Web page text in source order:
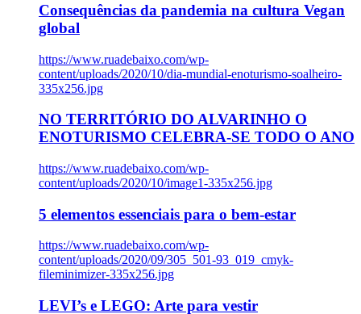
Consequências da pandemia na cultura Vegan
global
https://www.ruadebaixo.com/wp-
content/uploads/2020/10/dia-mundial-enoturismo-soalheiro-
335x256.jpg
NO TERRITÓRIO DO ALVARINHO O
ENOTURISMO CELEBRA-SE TODO O ANO
https://www.ruadebaixo.com/wp-
content/uploads/2020/10/image1-335x256.jpg
5 elementos essenciais para o bem-estar
https://www.ruadebaixo.com/wp-
content/uploads/2020/09/305_501-93_019_cmyk-
fileminimizer-335x256.jpg
LEVI’s e LEGO: Arte para vestir